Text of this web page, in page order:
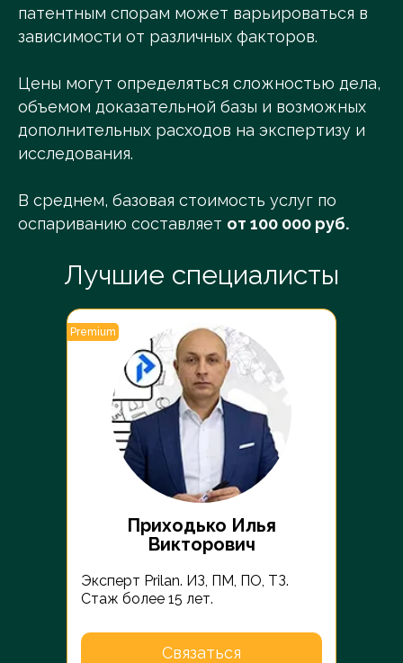
патентным спорам может варьироваться в
зависимости от различных факторов.
Цены могут определяться сложностью дела,
объемом доказательной базы и возможных
дополнительных расходов на экспертизу и
исследования.
В среднем, базовая стоимость услуг по
оспариванию составляет от 100 000 руб.
Лучшие специалисты
Premium
Приходько Илья
Викторович
Эксперт Prilan. ИЗ, ПМ, ПО, ТЗ.
Стаж более 15 лет.
Связаться